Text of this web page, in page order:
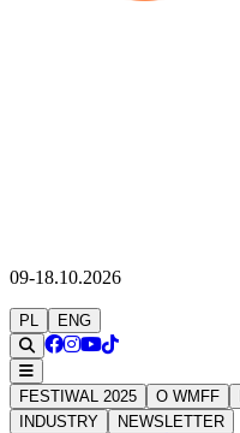
09-18.10.2026
PL ENG
FESTIWAL 2025 O WMFF
INDUSTRY
NEWSLETTER